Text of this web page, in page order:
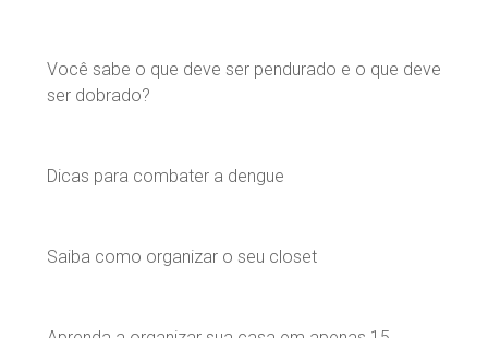
Você sabe o que deve ser pendurado e o que deve
ser dobrado?
Dicas para combater a dengue
Saiba como organizar o seu closet